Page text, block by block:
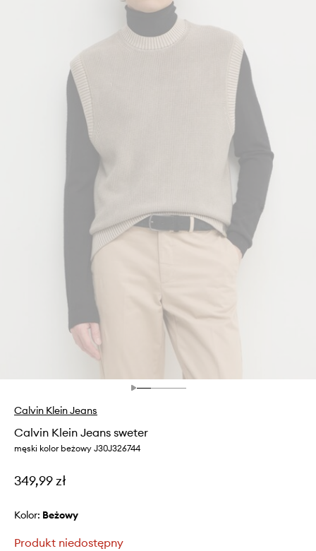
Calvin Klein Jeans
Calvin Klein Jeans sweter
męski kolor beżowy J30J326744
349,99 zł
Kolor: beżowy
Produkt niedostępny